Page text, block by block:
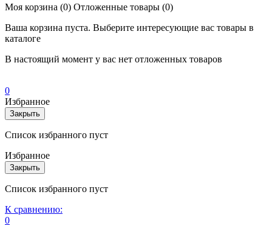
Моя корзина (0) Отложенные товары (0)
Ваша корзина пуста. Выберите интересующие вас товары в
каталоге
В настоящий момент у вас нет отложенных товаров
0
Избранное
Закрыть
Список избранного пуст
Избранное
Закрыть
Список избранного пуст
К сравнению:
0